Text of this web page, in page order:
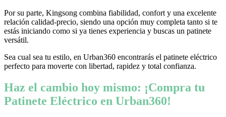
Por su parte, Kingsong combina fiabilidad, confort y una excelente
relación calidad-precio, siendo una opción muy completa tanto si te
estás iniciando como si ya tienes experiencia y buscas un patinete
versátil.
Sea cual sea tu estilo, en Urban360 encontrarás el patinete eléctrico
perfecto para moverte con libertad, rapidez y total confianza.
Haz el cambio hoy mismo: ¡Compra tu
Patinete Eléctrico en Urban360!